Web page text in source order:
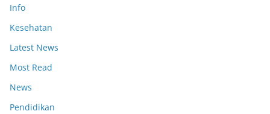
Info
Kesehatan
Latest News
Most Read
News
Pendidikan